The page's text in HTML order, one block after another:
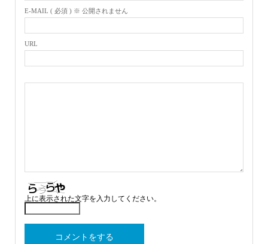
E-MAIL ( 必須 ) ※ 公開されません
URL
上に表示された文字を入力してください。